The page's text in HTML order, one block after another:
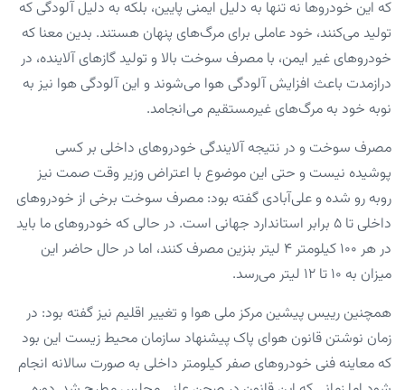
که این خودروها نه تنها به دلیل ایمنی پایین، بلکه به دلیل آلودگی که
تولید می‌کنند، خود عاملی برای مرگ‌های پنهان هستند. بدین معنا که
خودروهای غیر ایمن، با مصرف سوخت بالا و تولید گازهای آلاینده، در
درازمدت باعث افزایش آلودگی هوا می‌شوند و این آلودگی هوا نیز به
نوبه خود به مرگ‌های غیرمستقیم می‌انجامد.
مصرف سوخت و در نتیجه آلایندگی خودروهای داخلی بر کسی
پوشیده نیست و حتی این موضوع با اعتراض وزیر وقت صمت نیز
روبه رو شده و علی‌آبادی گفته بود: مصرف سوخت برخی از خودروهای
داخلی تا ۵ برابر استاندارد جهانی است. در حالی که خودروهای ما باید
در هر ۱۰۰ کیلومتر ۴ لیتر بنزین مصرف کنند، اما در حال حاضر این
میزان به ۱۰ تا ۱۲ لیتر می‌رسد.
همچنین رییس پیشین مرکز ملی هوا و تغییر اقلیم نیز گفته بود: در
زمان نوشتن قانون هوای پاک پیشنهاد سازمان محیط زیست این بود
که معاینه فنی خودروهای صفر کیلومتر داخلی به صورت سالانه انجام